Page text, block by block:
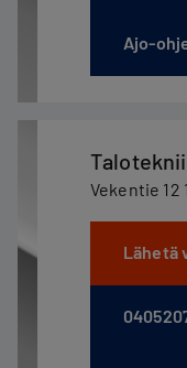
Ajo-
Vekentie 12
Lähetä